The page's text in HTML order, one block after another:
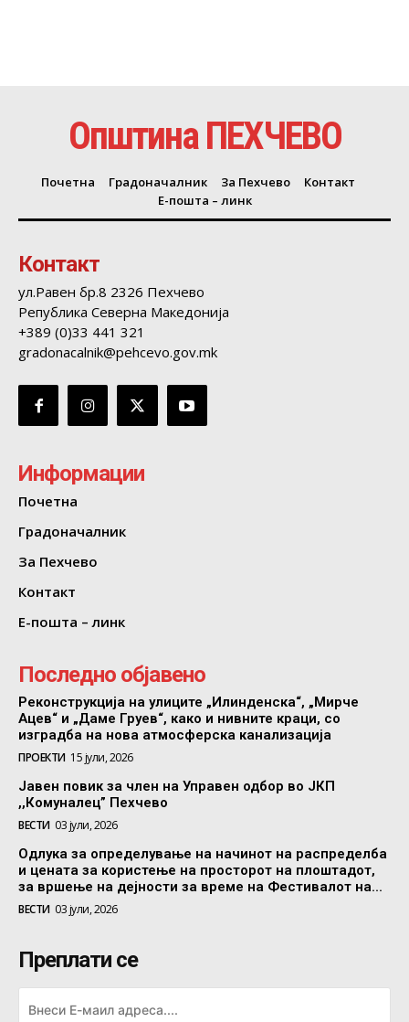
Општина ПЕХЧЕВО
Почетна Градоначалник За Пехчево
Контакт
Е-пошта – линк
Контакт
ул.Равен бр.8 2326 Пехчево
Република Северна Македонија
+389 (0)33 441 321
gradonacalnik@pehcevo.gov.mk
Информации
Почетна
Градоначалник
За Пехчево
Контакт
Е-пошта – линк
Последно објавено
Реконструкција на улиците „Илинденска“, „Мирче
Ацев“ и „Даме Груев“, како и нивните краци, со
изградба на нова атмосферска канализација
ПРОЕКТИ 15 јули, 2026
Јавен повик за член на Управен одбор во ЈКП
,,Комуналец” Пехчево
ВЕСТИ 03 јули, 2026
Одлука за определување на начинот на распределба
и цената за користење на просторот на плоштадот,
за вршење на дејности за време на Фестивалот на...
ВЕСТИ 03 јули, 2026
Преплати се